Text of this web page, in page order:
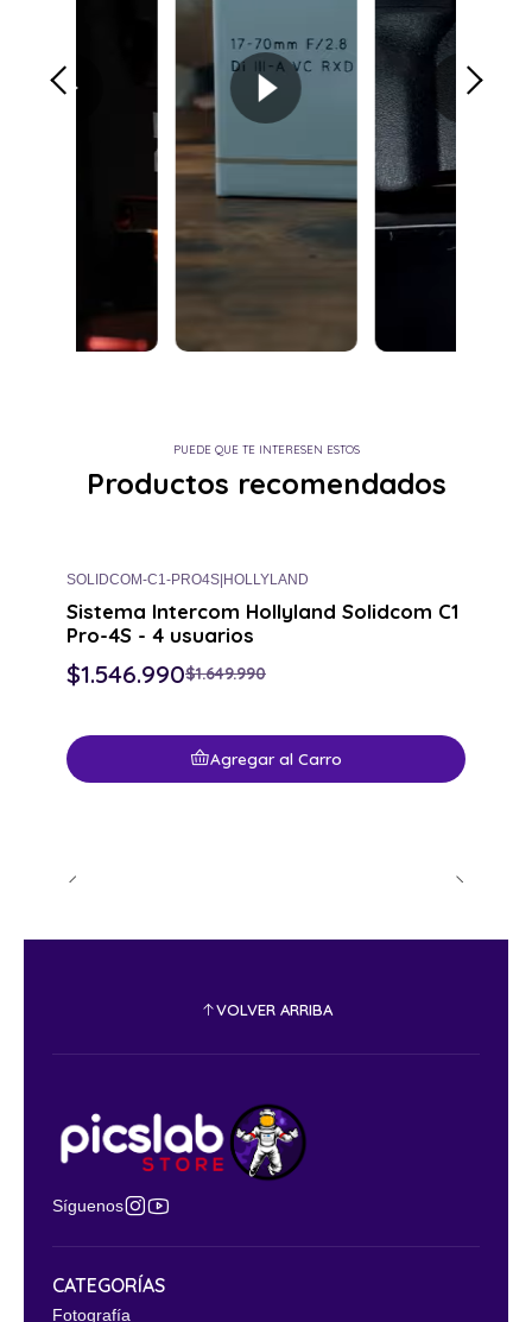
PUEDE QUE TE INTERESEN ESTOS
Productos recomendados
SOLIDCOM-C1-PRO4S HOLLYLAND
Sistema Intercom Hollyland Solidcom C1
Pro-4S - 4 usuarios
$1.546.990$1.649.990
Agregar al Carro
VOLVER ARRIBA
Síguenos
CATEGORÍAS
Fotografía